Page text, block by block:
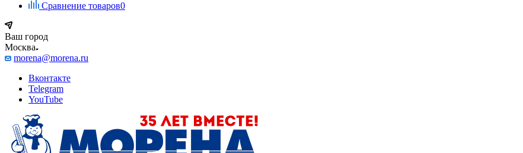
Сравнение товаров0
Ваш город
Москва
morena@morena.ru
Вконтакте
Telegram
YouTube